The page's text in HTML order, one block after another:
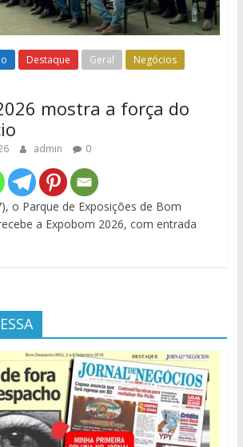
Destaque Geral
Negócios
mostra a força do
admin 0
o Parque de Exposições de Bom
a Expobom 2026, com entrada